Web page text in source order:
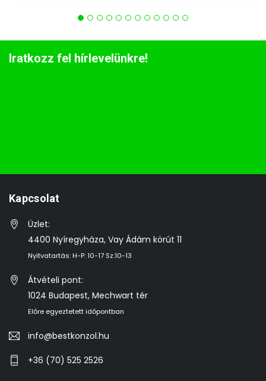
Iratkozz fel hírlevelünkre!
Kapcsolat
Üzlet:
4400 Nyíregyháza, Vay Ádám körút 11
Nyitvatartás: H-P: 10-17 Sz:10-13
Átvételi pont:
1024 Budapest, Mechwart tér
Előre egyeztetett időpontban
info@bestkonzol.hu
+36 (70) 525 2526